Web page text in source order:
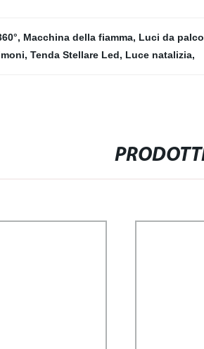
, Macchina della fiamma, Luci da palco
, Tenda Stellare Led, Luce natalizia,